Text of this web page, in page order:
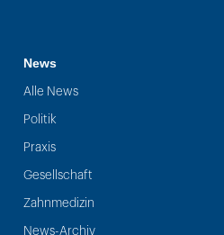
News
Alle News
Politik
Praxis
Gesellschaft
Zahnmedizin
News-Archiv